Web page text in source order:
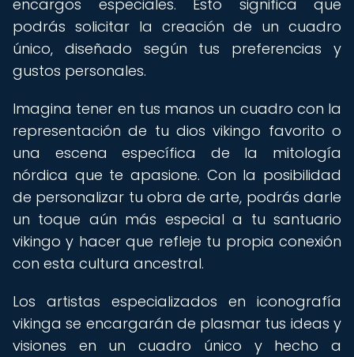
encargos especiales. Esto significa que
podrás solicitar la creación de un cuadro
único, diseñado según tus preferencias y
gustos personales.
Imagina tener en tus manos un cuadro con la
representación de tu dios vikingo favorito o
una escena específica de la mitología
nórdica que te apasione. Con la posibilidad
de personalizar tu obra de arte, podrás darle
un toque aún más especial a tu santuario
vikingo y hacer que refleje tu propia conexión
con esta cultura ancestral.
Los artistas especializados en iconografía
vikinga se encargarán de plasmar tus ideas y
visiones en un cuadro único y hecho a